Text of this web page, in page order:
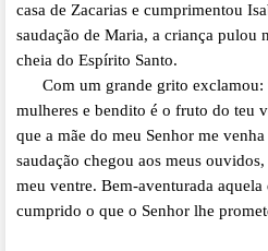
casa de Zacarias e cumprimentou
saudação de Maria, a criança pulou
cheia do Espírito Santo.
Com um grande grito exclamou:
mulheres e bendito é o fruto do teu
que a mãe do meu Senhor me
saudação chegou aos meus
meu ventre. Bem-aventurada
cumprido o que o Senhor lhe